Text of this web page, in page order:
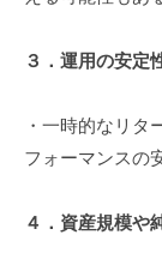
３．運用の安定
・一時的なリタ
フォーマンスの
４．資産規模や